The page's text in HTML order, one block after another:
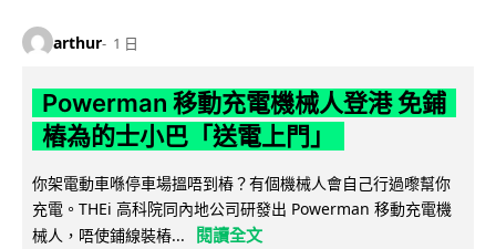
arthur 1 日
Powerman 移動充電機械人登港 免鋪
樁為的士小巴「送電上門」
你架電動車喺停車場搵唔到樁？有個機械人會自己行過嚟幫你
充電。THEi 高科院同內地公司研發出 Powerman 移動充電機
械人，唔使鋪線裝樁...
閱讀全文